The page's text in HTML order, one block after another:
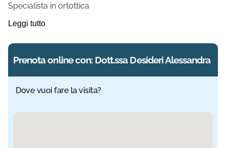
Specialista in ortottica
Leggi tutto
Prenota online con: Dott.ssa Desideri Alessandra
Dove vuoi fare la visita?